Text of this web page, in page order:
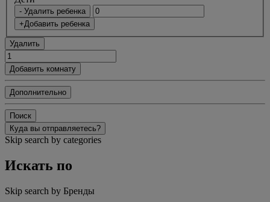
- Удалить ребенка
+Добавить ребенка
Удалить
Добавить комнату
Дополнительно
Поиск
Куда вы отправляетесь?
Skip search by categories
Искать по
Skip search by Бренды